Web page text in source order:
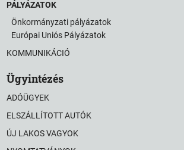
PÁLYÁZATOK
Önkormányzati pályázatok
Európai Uniós Pályázatok
KOMMUNIKÁCIÓ
Ügyintézés
ADÓÜGYEK
ELSZÁLLÍTOTT AUTÓK
ÚJ LAKOS VAGYOK